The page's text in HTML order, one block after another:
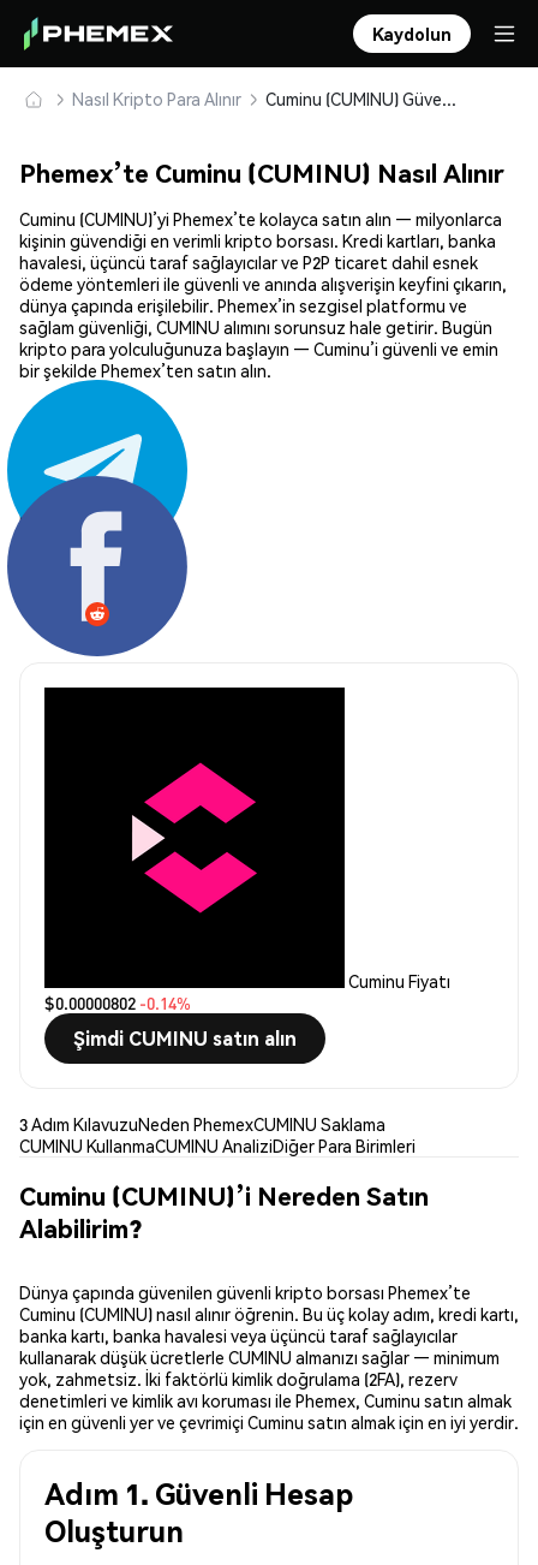
Kaydolun
Nasıl Kripto Para Alınır Cuminu (CUMINU) Güvenle Satın Alın ve Saklayın
Phemex’te Cuminu (CUMINU) Nasıl Alınır
Cuminu (CUMINU)’yi Phemex’te kolayca satın alın — milyonlarca
kişinin güvendiği en verimli kripto borsası. Kredi kartları, banka
havalesi, üçüncü taraf sağlayıcılar ve P2P ticaret dahil esnek
ödeme yöntemleri ile güvenli ve anında alışverişin keyfini çıkarın,
dünya çapında erişilebilir. Phemex’in sezgisel platformu ve
sağlam güvenliği, CUMINU alımını sorunsuz hale getirir. Bugün
kripto para yolculuğunuza başlayın — Cuminu’i güvenli ve emin
bir şekilde Phemex’ten satın alın.
Paylaş:
Cuminu Fiyatı
$0.00000802 -0.14%
Şimdi CUMINU satın alın
3 Adım KılavuzuNeden PhemexCUMINU Saklama
CUMINU KullanmaCUMINU AnaliziDiğer Para Birimleri
Cuminu (CUMINU)’i Nereden Satın
Alabilirim?
Dünya çapında güvenilen güvenli kripto borsası Phemex’te
Cuminu (CUMINU) nasıl alınır öğrenin. Bu üç kolay adım, kredi kartı,
banka kartı, banka havalesi veya üçüncü taraf sağlayıcılar
kullanarak düşük ücretlerle CUMINU almanızı sağlar — minimum
yok, zahmetsiz. İki faktörlü kimlik doğrulama (2FA), rezerv
denetimleri ve kimlik avı koruması ile Phemex, Cuminu satın almak
için en güvenli yer ve çevrimiçi Cuminu satın almak için en iyi yerdir.
Adım 1. Güvenli Hesap
Oluşturun